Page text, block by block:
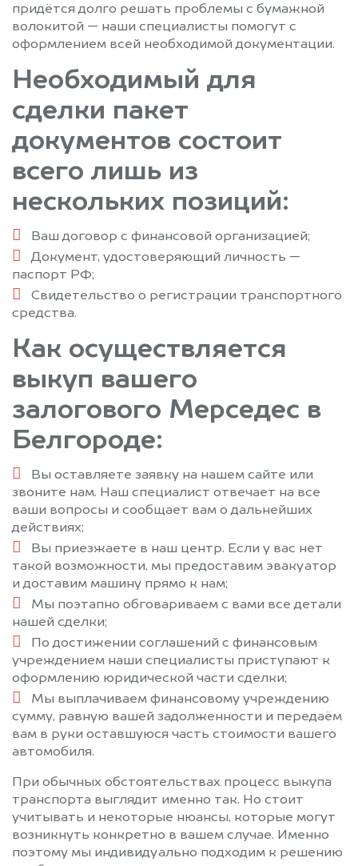
придётся долго решать проблемы с бумажной
волокитой — наши специалисты помогут с
оформлением всей необходимой документации.
Необходимый для
сделки пакет
документов состоит
всего лишь из
нескольких позиций:
Ваш договор с финансовой организацией;
Документ, удостоверяющий личность —
паспорт РФ;
Свидетельство о регистрации транспортного
средства.
Как осуществляется
выкуп вашего
залогового Мерседес в
Белгороде:
Вы оставляете заявку на нашем сайте или
звоните нам. Наш специалист отвечает на все
ваши вопросы и сообщает вам о дальнейших
действиях;
Вы приезжаете в наш центр. Если у вас нет
такой возможности, мы предоставим эвакуатор
и доставим машину прямо к нам;
Мы поэтапно обговариваем с вами все детали
нашей сделки;
По достижении соглашений с финансовым
учреждением наши специалисты приступают к
оформлению юридической части сделки;
Мы выплачиваем финансовому учреждению
сумму, равную вашей задолженности и передаём
вам в руки оставшуюся часть стоимости вашего
автомобиля.
При обычных обстоятельствах процесс выкупа
транспорта выглядит именно так. Но стоит
учитывать и некоторые нюансы, которые могут
возникнуть конкретно в вашем случае. Именно
поэтому мы индивидуально подходим к решению